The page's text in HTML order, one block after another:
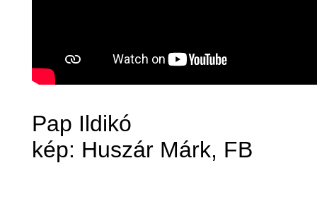
Pap Ildikó
kép: Huszár Márk, FB